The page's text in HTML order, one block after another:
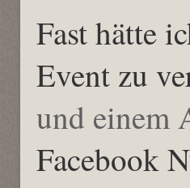
Fast hätte
Event zu
und einem
Facebook